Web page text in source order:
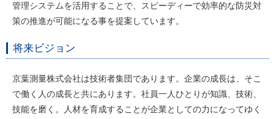
管理システムを活用することで、スピーディーで効率的な防災対
策の推進が可能になる事を提案しています。
将来ビジョン
京葉測量株式会社は技術者集団であります。企業の成長は、そこ
で働く人の成長と共にあります。社員一人ひとりが知識、技術、
技能を磨く。人材を育成することが企業としての力になってゆく